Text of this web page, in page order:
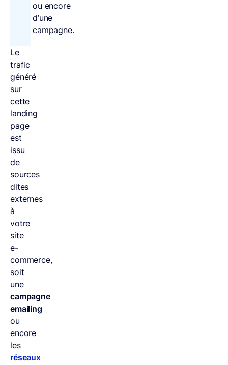
ou encore
d’une
campagne.
Le
trafic
généré
sur
cette
landing
page
est
issu
de
sources
dites
externes
à
votre
site
e-
commerce,
soit
une
campagne
emailing
ou
encore
les
réseaux